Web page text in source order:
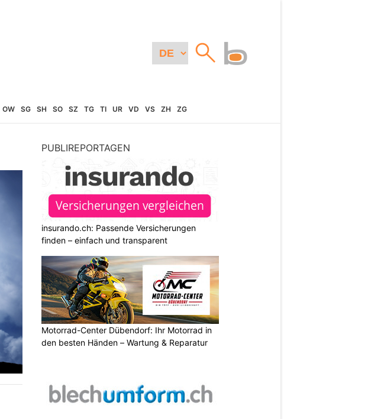
OW SG SH SO SZ TG TI UR VD VS ZH ZG
PUBLIREPORTAGEN
insurando.ch: Passende Versicherungen
finden – einfach und transparent
Motorrad-Center Dübendorf: Ihr Motorrad in
den besten Händen – Wartung & Reparatur